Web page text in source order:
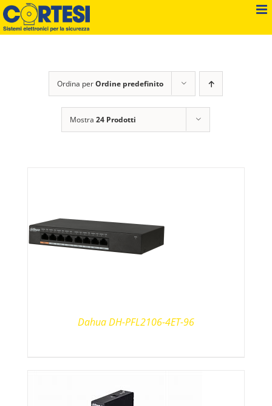
Salta
al
contenuto
Ordina perOrdine predefinito
Mostra24 Prodotti
Dahua DH-PFL2106-4ET-96